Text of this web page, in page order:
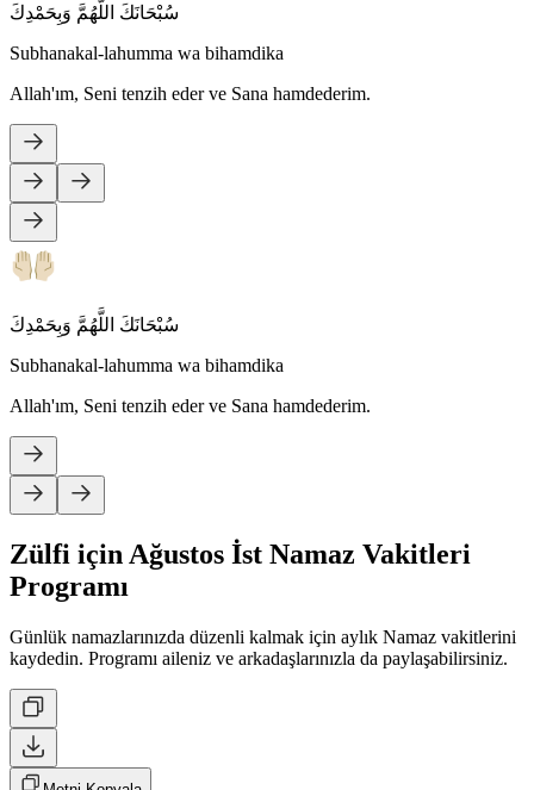
سُبْحَانَكَ اللَّهُمَّ وَبِحَمْدِكَ
Subhanakal-lahumma wa bihamdika
Allah'ım, Seni tenzih eder ve Sana hamdederim.
سُبْحَانَكَ اللَّهُمَّ وَبِحَمْدِكَ
Subhanakal-lahumma wa bihamdika
Allah'ım, Seni tenzih eder ve Sana hamdederim.
Zülfi için Ağustos İst Namaz Vakitleri
Programı
Günlük namazlarınızda düzenli kalmak için aylık Namaz vakitlerini
kaydedin. Programı aileniz ve arkadaşlarınızla da paylaşabilirsiniz.